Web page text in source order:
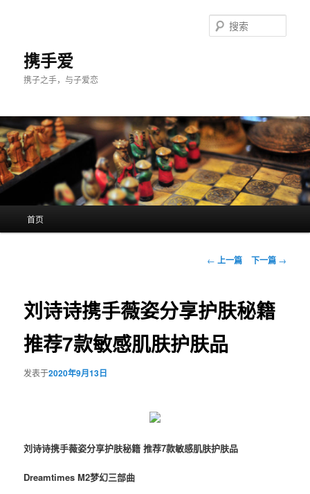
携手爱
携子之手，与子爱恋
索
首页
文
航
← 上一篇 下一篇 →
刘诗诗携手薇姿分享护肤秘籍
推荐7款敏感肌肤护肤品
发表于2020年9月13日
刘诗诗携手薇姿分享护肤秘籍 推荐7款敏感肌肤护肤品
Dreamtimes M2梦幻三部曲